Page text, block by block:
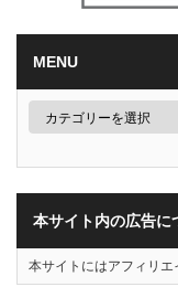
MENU
本サイト内の広告に
本サイトにはアフィリエ